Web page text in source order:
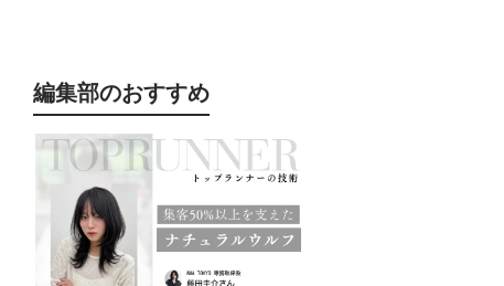
編集部のおすすめ